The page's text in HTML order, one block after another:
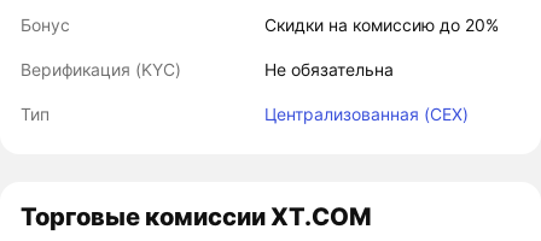
Бонус Скидки на комиссию до 20%
Верификация (KYC) Не обязательна
Тип Централизованная (CEX)
Торговые комиссии XT.COM